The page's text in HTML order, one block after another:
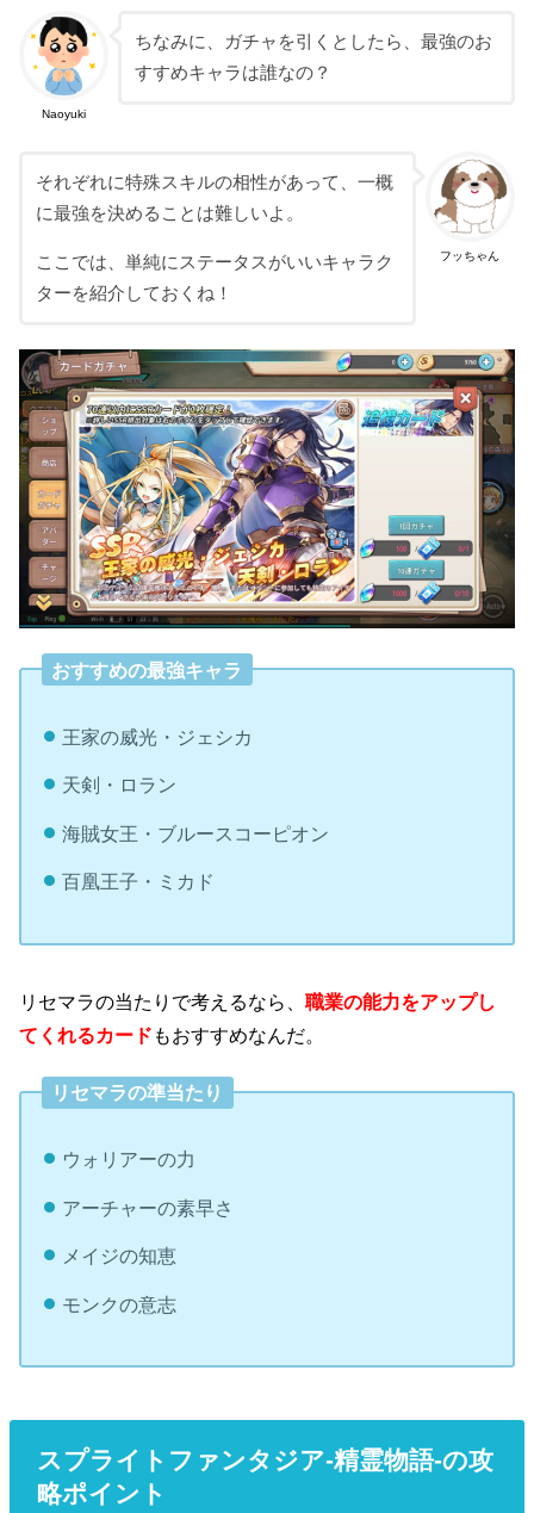
Naoyuki
ちなみに、ガチャを引くとしたら、最強のお
すすめキャラは誰なの？
フッちゃん
それぞれに特殊スキルの相性があって、一概
に最強を決めることは難しいよ。
ここでは、単純にステータスがいいキャラク
ターを紹介しておくね！
おすすめの最強キャラ
王家の威光・ジェシカ
天剣・ロラン
海賊女王・ブルースコーピオン
百凰王子・ミカド
リセマラの当たりで考えるなら、職業の能力をアップし
てくれるカード もおすすめなんだ。
リセマラの準当たり
ウォリアーの力
アーチャーの素早さ
メイジの知恵
モンクの意志
スプライトファンタジア-精霊物語-の攻
略ポイント